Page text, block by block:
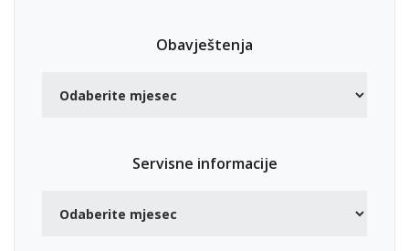
Obavještenja
Servisne informacije